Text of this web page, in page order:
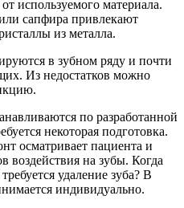
используемого материала.
сапфира привлекают
из металла.
в зубном ряду и почти
Из недостатков можно
по разработанной
некоторая подготовка.
осматривает пациента и
воздействия на зубы. Когда
удаление зуба? В
индивидуально.